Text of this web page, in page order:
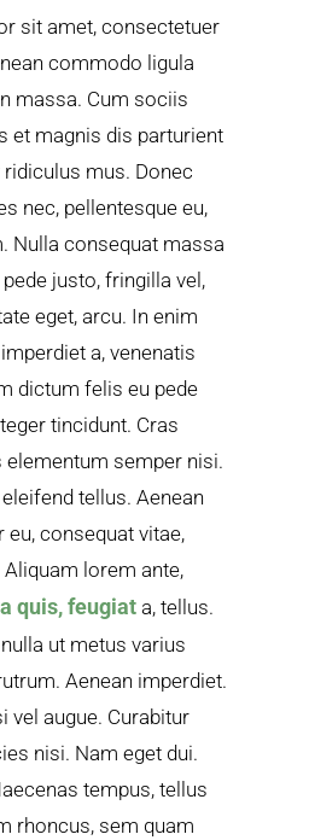
sit amet, consectetuer
commodo ligula
massa. Cum sociis
et magnis dis parturient
mus. Donec
nec, pellentesque eu,
Nulla consequat massa
justo, fringilla vel,
eget, arcu. In enim
a, venenatis
dictum felis eu pede
tincidunt. Cras
elementum semper nisi.
tellus. Aenean
consequat vitae,
lorem ante,
quis, feugiat a, tellus.
ut metus varius
Aenean imperdiet.
vel augue. Curabitur
nisi. Nam eget dui.
tempus, tellus
rhoncus, sem quam